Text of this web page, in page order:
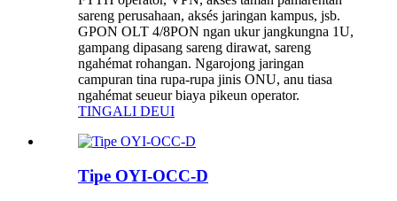
sareng perusahaan, aksés jaringan kampus, jsb.
GPON OLT 4/8PON ngan ukur jangkungna 1U,
gampang dipasang sareng dirawat, sareng
ngahémat rohangan. Ngarojong jaringan
campuran tina rupa-rupa jinis ONU, anu tiasa
ngahémat seueur biaya pikeun operator.
TINGALI DEUI
Tipe OYI-OCC-D